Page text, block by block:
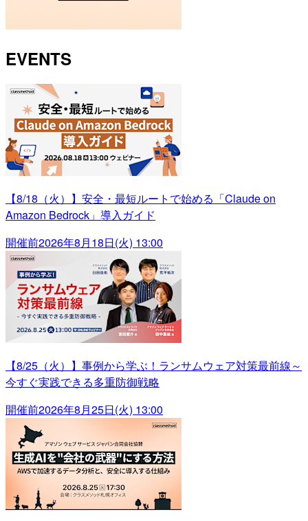
EVENTS
【8/18（火）】安全・最短ルートで始める「Claude on
Amazon Bedrock」導入ガイド
開催前2026年8月18日(火) 13:00
【8/25（火）】事例から学ぶ！ランサムウェア対策最前線～
今すぐ実践できる多重防御戦略
開催前2026年8月25日(火) 13:00